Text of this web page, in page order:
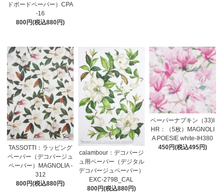
ドボードペーパー）CPA
-16
800円(税込880円)
TASSOTTI：ラッピング
ペーパー（デコパージュ
ペーパー）MAGNOLIA -
312
800円(税込880円)
calambour：デコパージ
ュ用ペーパー（デジタル
デコパージュペーパー）
EXC-279B_CAL
800円(税込880円)
ペーパーナプキン（33)I
HR：（5枚）MAGNOLI
A POESIE white-IH380
450円(税込495円)